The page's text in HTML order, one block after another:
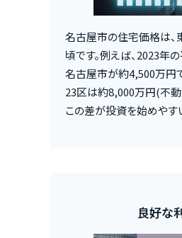
名古屋市の住宅価格は
頃です。例えば、2023年
名古屋市が約4,500万円
23区は約8,000万円(不
この差が投資を始めやす
良好な